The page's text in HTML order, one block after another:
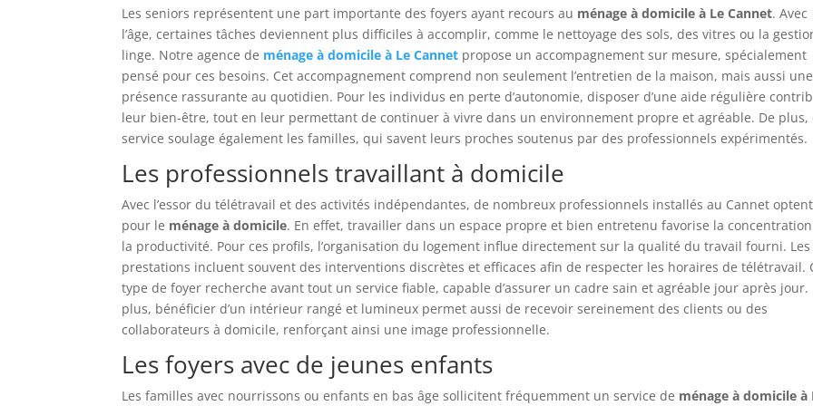
Les seniors représentent une part importante des foyers ayant recours au ménage à domicile à Le Cannet. Avec
l’âge, certaines tâches deviennent plus difficiles à accomplir, comme le nettoyage des sols, des vitres ou la
linge. Notre agence de ménage à domicile à Le Cannet propose un accompagnement sur mesure, spécialement
pensé pour ces besoins. Cet accompagnement comprend non seulement l’entretien de la maison, mais aussi une
présence rassurante au quotidien. Pour les individus en perte d’autonomie, disposer d’une aide régulière
leur bien-être, tout en leur permettant de continuer à vivre dans un environnement propre et agréable. De plus,
service soulage également les familles, qui savent leurs proches soutenus par des professionnels expérimentés.
Les professionnels travaillant à domicile
Avec l’essor du télétravail et des activités indépendantes, de nombreux professionnels installés au Cannet optent
pour le ménage à domicile. En effet, travailler dans un espace propre et bien entretenu favorise la
la productivité. Pour ces profils, l’organisation du logement influe directement sur la qualité du travail fourni. Les
prestations incluent souvent des interventions discrètes et efficaces afin de respecter les horaires de télétravail.
type de foyer recherche avant tout un service fiable, capable d’assurer un cadre sain et agréable jour après jour.
plus, bénéficier d’un intérieur rangé et lumineux permet aussi de recevoir sereinement des clients ou des
collaborateurs à domicile, renforçant ainsi une image professionnelle.
Les foyers avec de jeunes enfants
Les familles avec nourrissons ou enfants en bas âge sollicitent fréquemment un service de ménage à domicile à